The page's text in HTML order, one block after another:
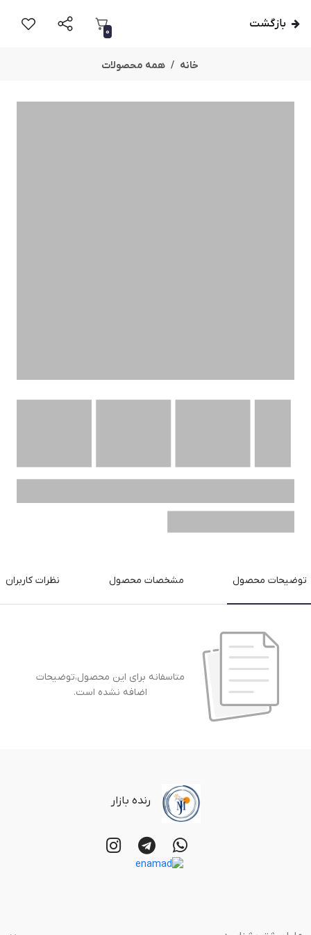
بازگشت
0
خانه همه محصولات
توضیحات محصول مشخصات محصول نظرات کاربران
متاسفانه برای این محصول،توضیحات
اضافه نشده است.
رنده بازار